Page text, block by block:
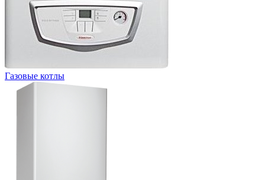
Газовые котлы